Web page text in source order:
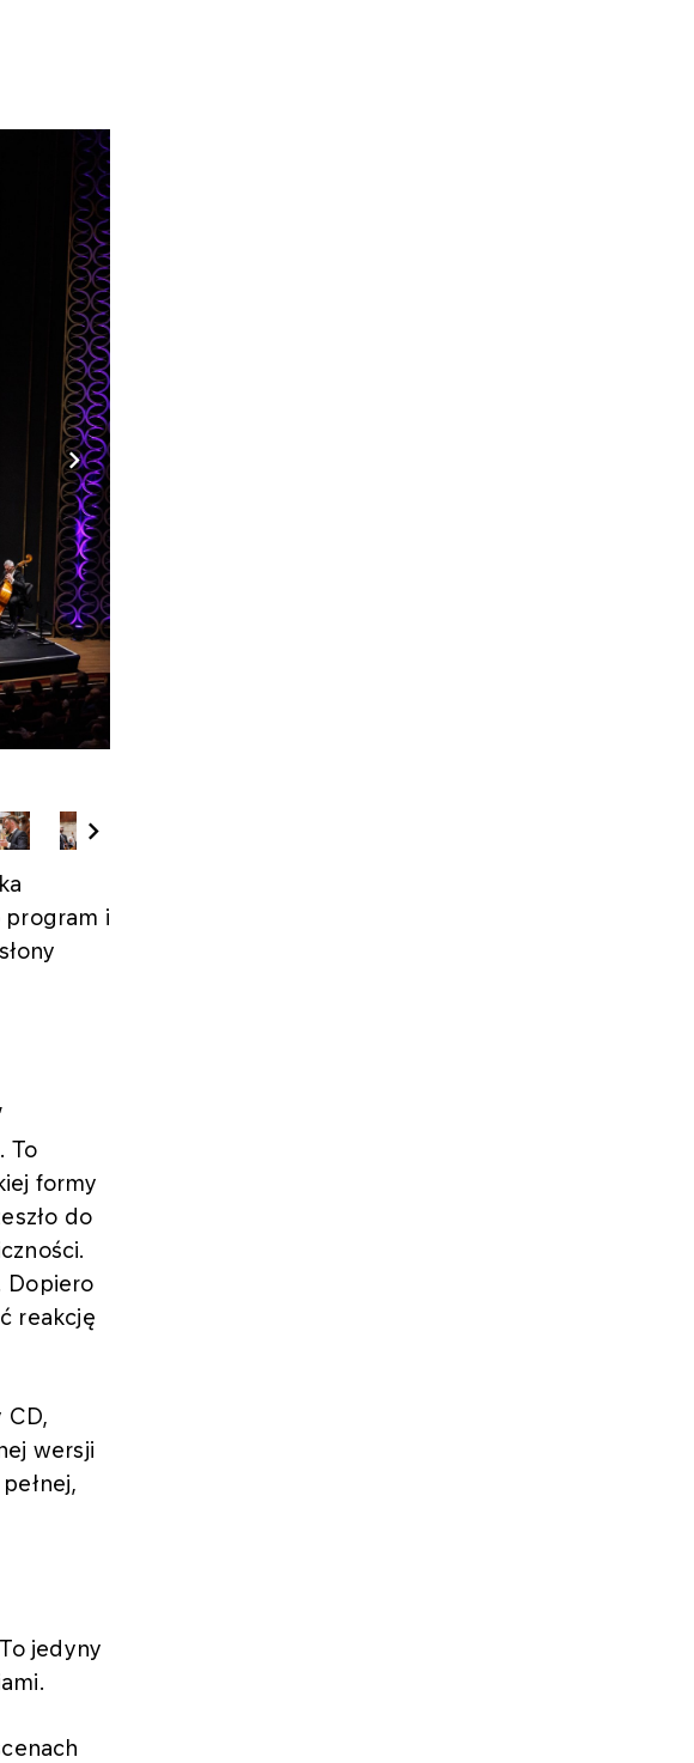
program i
To
formy
do
Dopiero
reakcję
CD,
wersji
jedyny